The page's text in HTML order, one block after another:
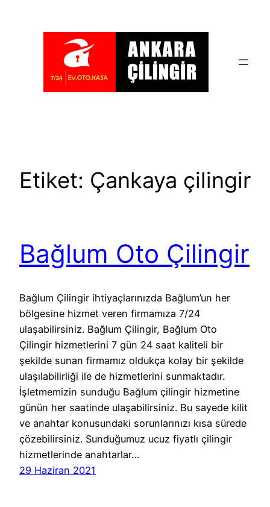
Etiket: Çankaya çilingir
Bağlum Oto Çilingir
Bağlum Çilingir ihtiyaçlarınızda Bağlum’un her
bölgesine hizmet veren firmamıza 7/24
ulaşabilirsiniz. Bağlum Çilingir, Bağlum Oto
Çilingir hizmetlerini 7 gün 24 saat kaliteli bir
şekilde sunan firmamız oldukça kolay bir şekilde
ulaşılabilirliği ile de hizmetlerini sunmaktadır.
İşletmemizin sunduğu Bağlum çilingir hizmetine
günün her saatinde ulaşabilirsiniz. Bu sayede kilit
ve anahtar konusundaki sorunlarınızı kısa sürede
çözebilirsiniz. Sunduğumuz ucuz fiyatlı çilingir
hizmetlerinde anahtarlar…
29 Haziran 2021